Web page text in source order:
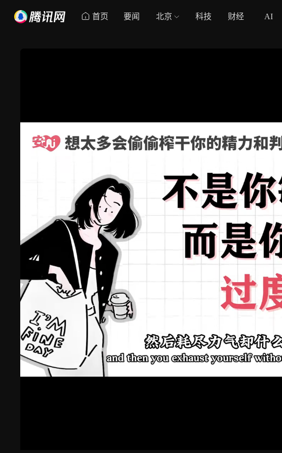
首页 要闻 北京 科技 财经 AI